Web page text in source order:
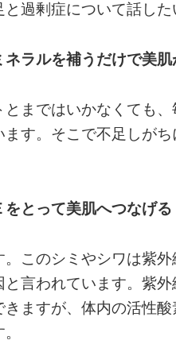
過剰症について話した
ラルを補うだけで美
まではいかなくても
す。そこで不足しが
とって美肌へつなげる
このシミやシワは紫外
言われています。紫
ますが、体内の活性